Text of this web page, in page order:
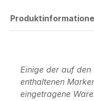
Einige der auf den
enthaltenen
eingetragene